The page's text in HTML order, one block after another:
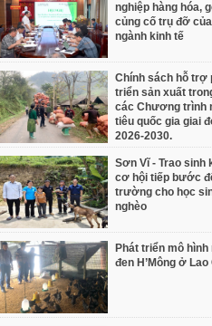
nghiệp hàng hóa,
củng cố trụ đỡ
ngành kinh tế
Chính sách hỗ trợ
triển sản xuất
các Chương trình
tiêu quốc gia giai
2026-2030.
Sơn Vĩ - Trao sinh
cơ hội tiếp bước
trường cho học
nghèo
Phát triển mô hình
đen H’Mông ở Lao